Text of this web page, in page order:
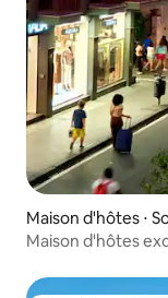
Maison d'hôtes ⋅
Maison d'hôtes